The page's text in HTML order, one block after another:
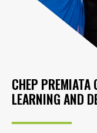
CHEP PREMIATA
LEARNING AND